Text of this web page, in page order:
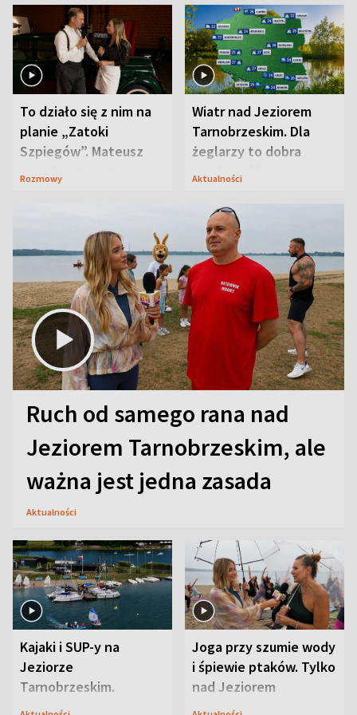
To działo się z nim na
planie „Zatoki
Szpiegów”. Mateusz
Janicki odsłonił
Rozmowy
Wiatr nad Jeziorem
Tarnobrzeskim. Dla
żeglarzy to dobra
wiadomość
Aktualności
Ruch od samego rana nad
Jeziorem Tarnobrzeskim, ale
ważna jest jedna zasada
Aktualności
Kajaki i SUP-y na
Jeziorze
Tarnobrzeskim.
Przyrodnicy zwracają
Joga przy szumie wody
i śpiewie ptaków. Tylko
nad Jeziorem
Tarnobrzeskim